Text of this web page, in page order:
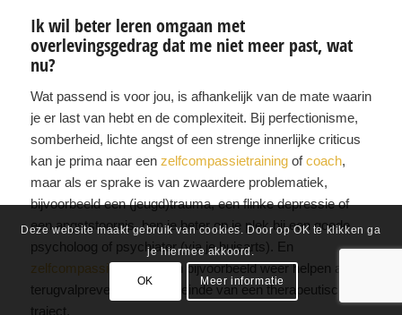
Ik wil beter leren omgaan met
overlevingsgedrag dat me niet meer past, wat
nu?
Wat passend is voor jou, is afhankelijk van de mate waarin
je er last van hebt en de complexiteit. Bij perfectionisme,
somberheid, lichte angst of een strenge innerlijke criticus
kan je prima naar een zelfcompassietrainingofcoach,
maar als er sprake is van zwaardere problematiek,
bijvoorbeeld een (jeugd)trauma, een flinke depressie of
een angststoornis, ben je beter op je plek bij een goede
psycholoog of psychiater (via je huisarts). En
zelfcompassietraining
kan bijvoorbeeld weer helpen als
terugvalpreventie aan het einde van een therapeutisch
traject.
Deze website maakt gebruik van cookies. Door op OK te klikken ga
je hiermee akkoord.
OK Meer informatie